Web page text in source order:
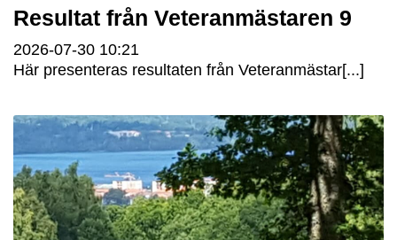
Resultat från Veteranmästaren 9
2026-07-30 10:21
Här presenteras resultaten från Veteranmästar[...]